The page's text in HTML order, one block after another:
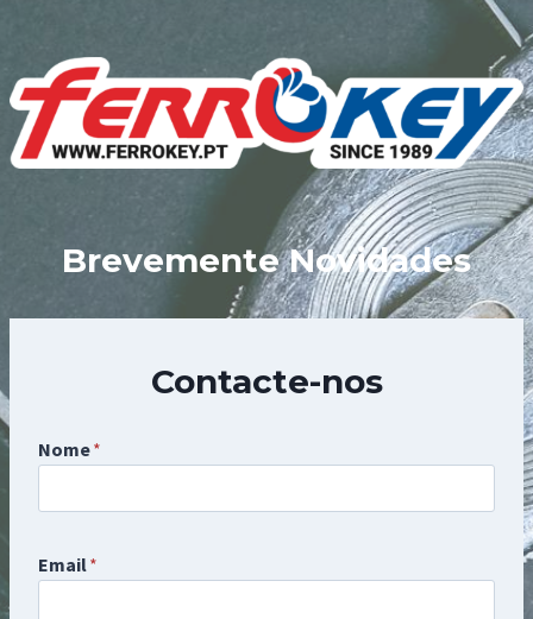
content
Brevemente Novidades
Contacte-nos
Nome*
Email*